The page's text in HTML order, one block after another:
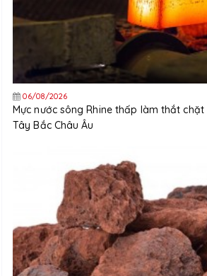
06/08/2026
Mực nước sông Rhine thấp làm thắt chặt
Tây Bắc Châu Âu